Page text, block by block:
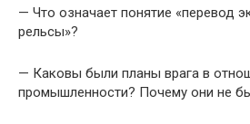
— Что означает понятие «перевод
рельсы»?
— Каковы были планы врага в
промышленности? Почему они не